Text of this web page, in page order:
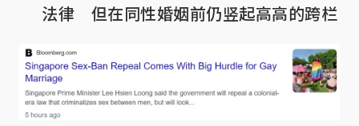
法律 但在同性婚姻前仍竖起高高的跨栏